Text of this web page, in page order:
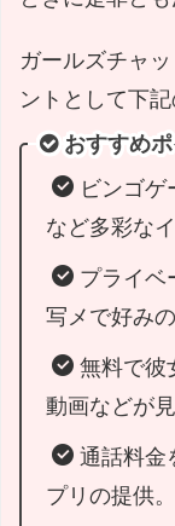
ガールズチャ
ントとして下記
おすすめポ
ビンゴ
など多彩な
プライベ
写メで好み
無料で彼
動画などが見
通話料金
プリの提供。